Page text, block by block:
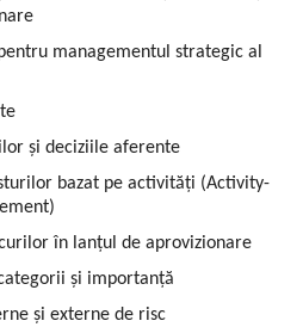
managementul strategic al
și deciziile aferente
bazat pe activități (Activity-
în lanțul de aprovizionare
și importanță
și externe de risc